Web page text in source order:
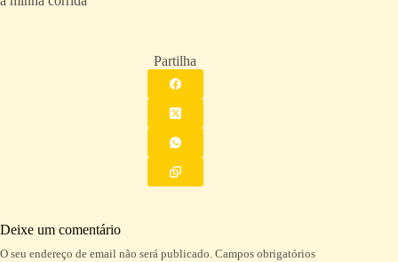
Partilha
Deixe um comentário
O seu endereço de email não será publicado. Campos obrigatórios
A